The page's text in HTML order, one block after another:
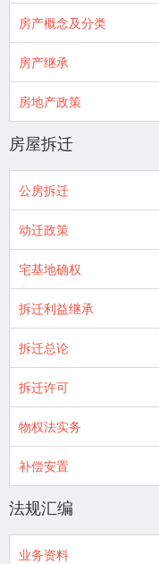
房产概念及分类
房产继承
房地产政策
房屋拆迁
公房拆迁
动迁政策
宅基地确权
拆迁利益继承
拆迁总论
拆迁许可
物权法实务
补偿安置
法规汇编
业务资料